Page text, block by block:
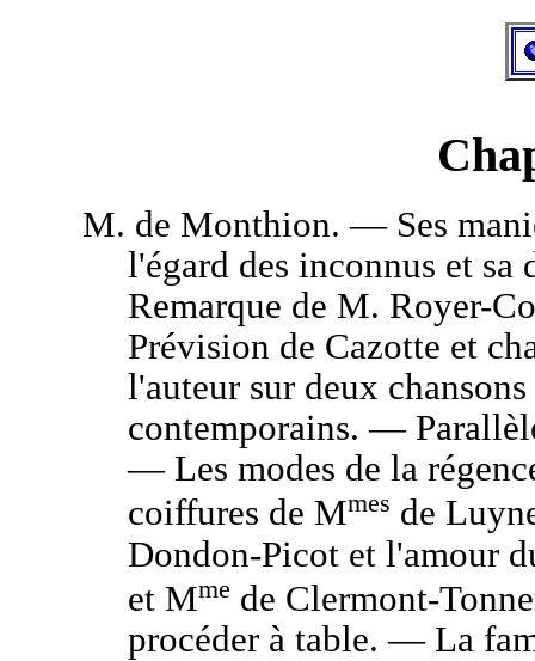
M. de Monthion. — Ses
l'égard des inconnus et
Remarque de M. Royer-
Prévision de Cazotte et
l'auteur sur deux
contemporains. —
— Les modes de la
coiffures de Mmes de
Dondon-Picot et l'amour
et Mme de Clermont-
procéder à table. — La